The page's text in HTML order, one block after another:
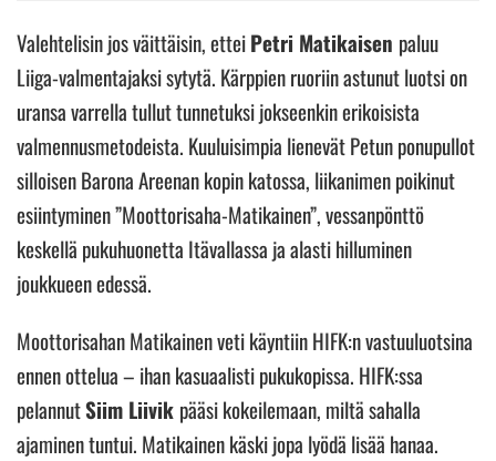
Valehtelisin jos väittäisin, etteiPetri Matikaisen paluu
Liiga-valmentajaksi sytytä. Kärppien ruoriin astunut luotsi on
uransa varrella tullut tunnetuksi jokseenkin erikoisista
valmennusmetodeista. Kuuluisimpia lienevät Petun ponupullot
silloisen Barona Areenan kopin katossa, liikanimen poikinut
esiintyminen ”Moottorisaha-Matikainen”, vessanpönttö
keskellä pukuhuonetta Itävallassa ja alasti hilluminen
joukkueen edessä.
Moottorisahan Matikainen veti käyntiin HIFK:n vastuuluotsina
ennen ottelua – ihan kasuaalisti pukukopissa. HIFK:ssa
pelannutSiim Liivik pääsi kokeilemaan, miltä sahalla
ajaminen tuntui. Matikainen käski jopa lyödä lisää hanaa.